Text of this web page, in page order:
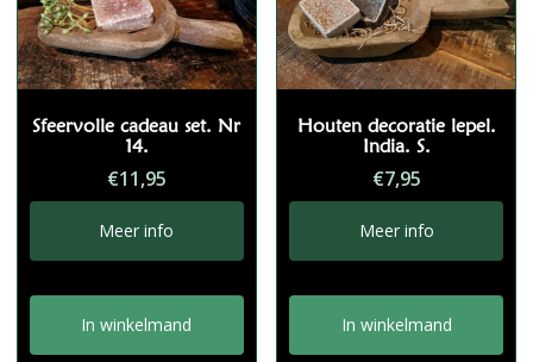
Sfeervolle cadeau set. Nr
14.
€11,95
Meer info
In winkelmand
Houten decoratie lepel.
India. S.
€7,95
Meer info
In winkelmand